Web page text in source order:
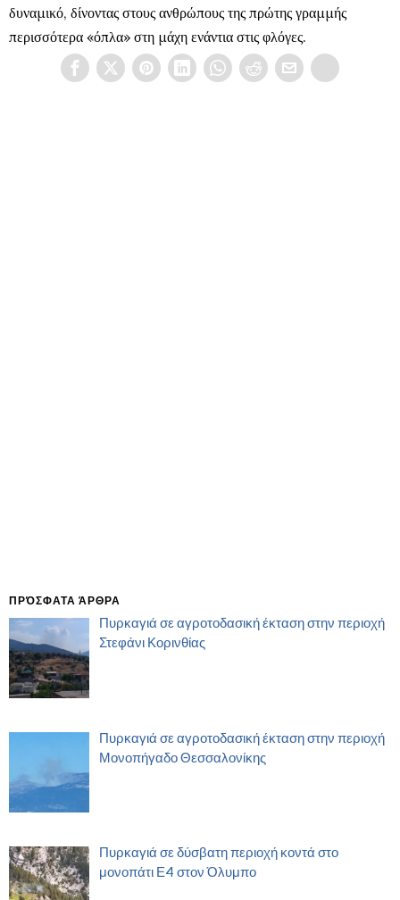
δυναμικό, δίνοντας στους ανθρώπους της πρώτης γραμμής
περισσότερα «όπλα» στη μάχη ενάντια στις φλόγες.
ΠΡΌΣΦΑΤΑ ΆΡΘΡΑ
Πυρκαγιά σε αγροτοδασική έκταση στην περιοχή
Στεφάνι Κορινθίας
Πυρκαγιά σε αγροτοδασική έκταση στην περιοχή
Μονοπήγαδο Θεσσαλονίκης
Πυρκαγιά σε δύσβατη περιοχή κοντά στο
μονοπάτι Ε4 στον Όλυμπο